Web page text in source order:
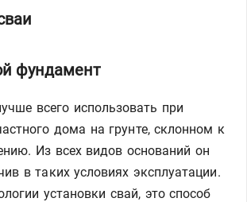
фундамент
всего использовать при
дома на грунте, склонном к
Из всех видов оснований он
в таких условиях эксплуатации.
установки свай, это способ